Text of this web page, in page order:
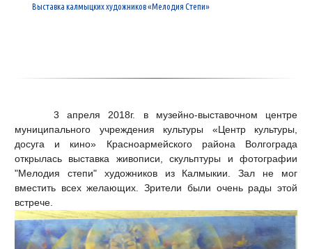
Выставка калмыцких художников «Мелодия Степи»
3 апреля 2018г. в музейно-выставочном центре
муниципального учреждения культуры «Центр культуры,
досуга и кино» Красноармейского района Волгограда
открылась выставка живописи, скульптуры и фотографии
"Мелодия степи" художников из Калмыкии. Зал не мог
вместить всех желающих. Зрители были очень рады этой
встрече.